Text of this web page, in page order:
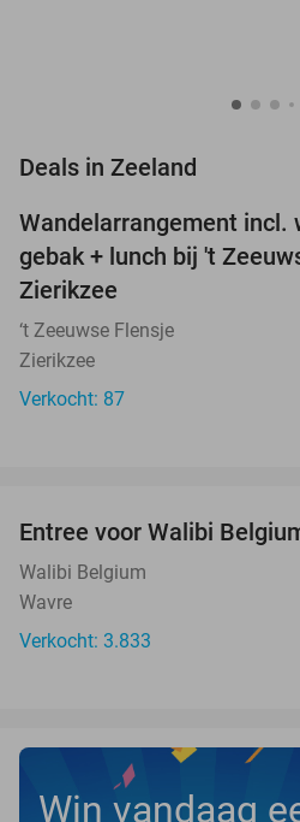
Deals in Zeeland
TODAY
Wandelarrangement incl.
gebak + lunch bij 't
Zierikzee
‘t Zeeuwse Flensje
Zierikzee
Verkocht: 87
Entree voor Walibi
Walibi Belgium
Wavre
Verkocht: 3.833
Win vandaag